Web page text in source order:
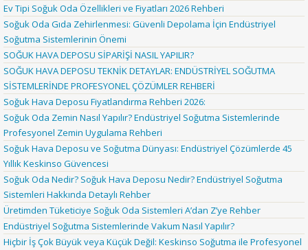
Ev Tipi Soğuk Oda Özellikleri ve Fiyatları 2026 Rehberi
Soğuk Oda Gıda Zehirlenmesi: Güvenli Depolama İçin Endüstriyel
Soğutma Sistemlerinin Önemi
SOĞUK HAVA DEPOSU SİPARİŞİ NASIL YAPILIR?
SOĞUK HAVA DEPOSU TEKNİK DETAYLAR: ENDÜSTRİYEL SOĞUTMA
SİSTEMLERİNDE PROFESYONEL ÇÖZÜMLER REHBERİ
Soğuk Hava Deposu Fiyatlandırma Rehberi 2026:
Soğuk Oda Zemin Nasıl Yapılır? Endüstriyel Soğutma Sistemlerinde
Profesyonel Zemin Uygulama Rehberi
Soğuk Hava Deposu ve Soğutma Dünyası: Endüstriyel Çözümlerde 45
Yıllık Keskinso Güvencesi
Soğuk Oda Nedir? Soğuk Hava Deposu Nedir? Endüstriyel Soğutma
Sistemleri Hakkında Detaylı Rehber
Üretimden Tüketiciye Soğuk Oda Sistemleri A’dan Z’ye Rehber
Endüstriyel Soğutma Sistemlerinde Vakum Nasıl Yapılır?
Hiçbir İş Çok Büyük veya Küçük Değil: Keskinso Soğutma ile Profesyonel